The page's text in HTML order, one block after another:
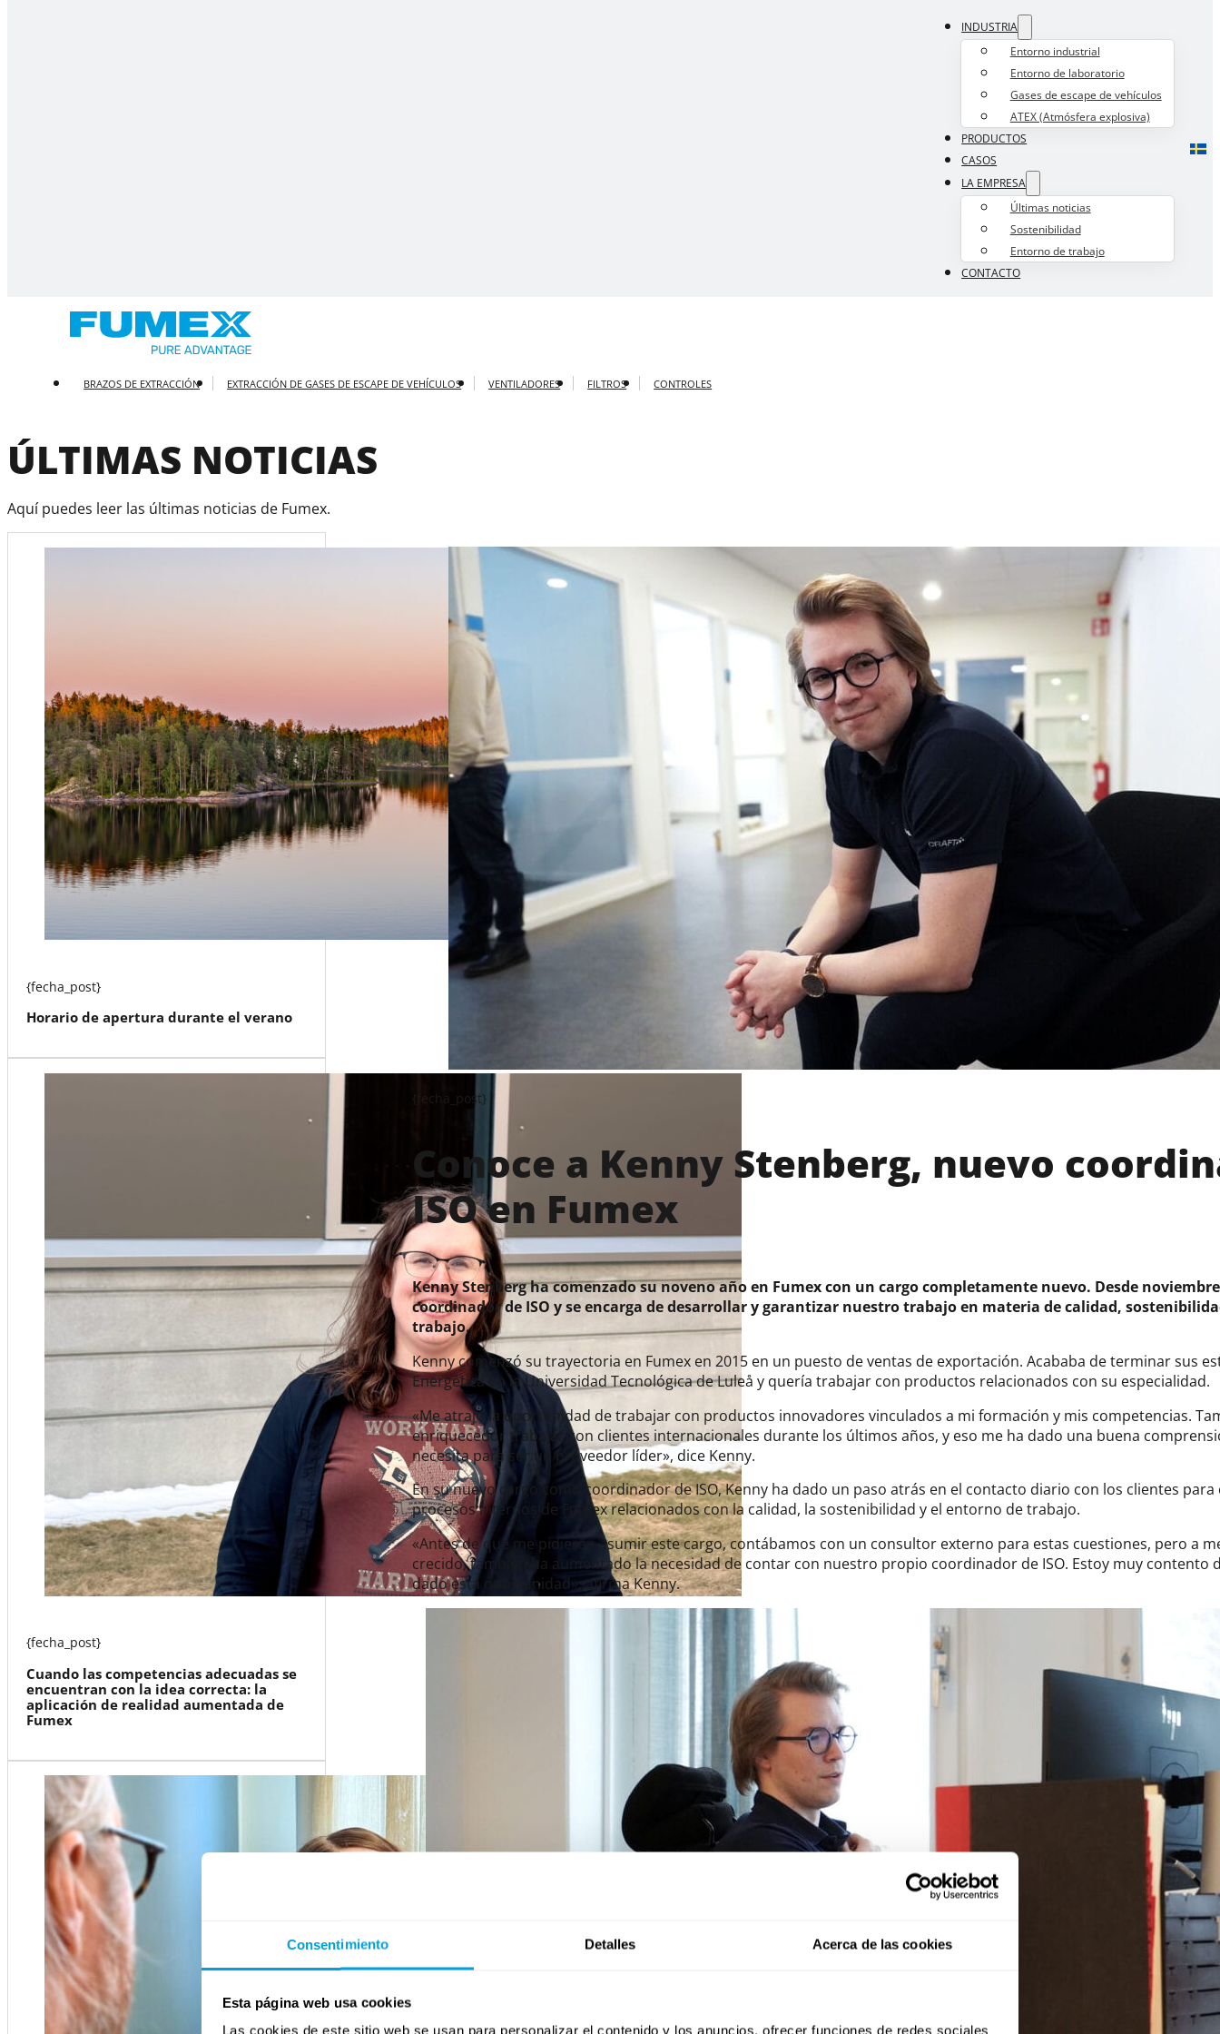
Consentimiento Detalles Acerca de las cookies
Esta página web usa cookies
Las cookies de este sitio web se usan para personalizar el contenido y los anuncios, ofrecer funciones de redes sociales
INDUSTRIA
Entorno industrial
Entorno de laboratorio
Gases de escape de vehículos
ATEX (Atmósfera explosiva)
PRODUCTOS
CASOS
LA EMPRESA
Últimas noticias
Sostenibilidad
Entorno de trabajo
CONTACTO
BRAZOS DE EXTRACCIÓN EXTRACCIÓN DE GASES DE ESCAPE DE VEHÍCULOS VENTILADORES FILTROS CONTROLES
ÚLTIMAS NOTICIAS
Aquí puedes leer las últimas noticias de Fumex.
{fecha_post}
Horario de apertura durante el verano
{fecha_post}
Cuando las competencias adecuadas se
encuentran con la idea correcta: la
aplicación de realidad aumentada de
Fumex
{fecha_post}
Conoce a Kenny Stenberg, nuevo
ISO en Fumex
Kenny Stenberg ha comenzado su noveno año en Fumex con un cargo completamente nuevo. Desde
coordinador de ISO y se encarga de desarrollar y garantizar nuestro trabajo en materia de calidad,
trabajo.
Kenny comenzó su trayectoria en Fumex en 2015 en un puesto de ventas de exportación. Acababa de terminar sus
Energética en la Universidad Tecnológica de Luleå y quería trabajar con productos relacionados con su especialidad.
«Me atrajo la oportunidad de trabajar con productos innovadores vinculados a mi formación y mis competencias.
enriquecedor trabajar con clientes internacionales durante los últimos años, y eso me ha dado una buena
necesita para ser un proveedor líder», dice Kenny.
En su nuevo cargo como coordinador de ISO, Kenny ha dado un paso atrás en el contacto diario con los clientes
procesos internos de Fumex relacionados con la calidad, la sostenibilidad y el entorno de trabajo.
«Antes de que me pidieran asumir este cargo, contábamos con un consultor externo para estas cuestiones, pero a
crecido, también ha aumentado la necesidad de contar con nuestro propio coordinador de ISO. Estoy muy contento
dado esta oportunidad», afirma Kenny.